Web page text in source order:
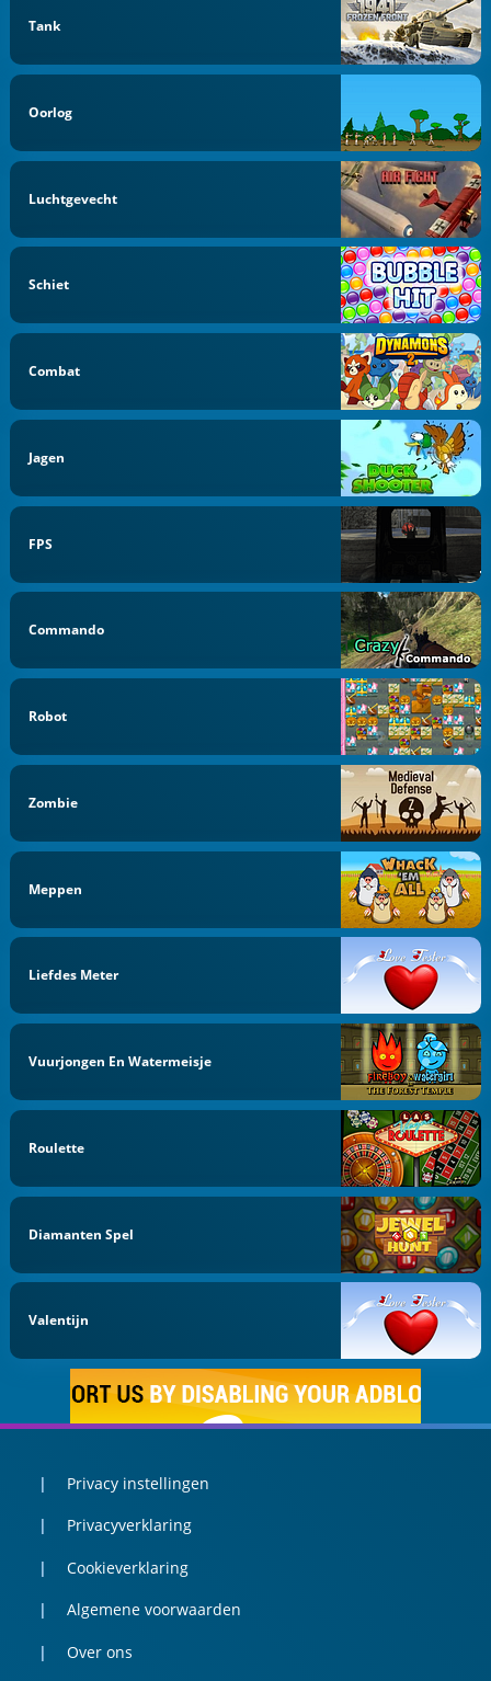
Tank
Oorlog
Luchtgevecht
Schiet
Combat
Jagen
FPS
Commando
Robot
Zombie
Meppen
Liefdes Meter
Vuurjongen En Watermeisje
Roulette
Diamanten Spel
Valentijn
Privacy instellingen
Privacyverklaring
Cookieverklaring
Algemene voorwaarden
Over ons